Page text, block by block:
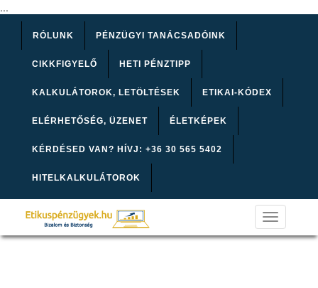
...
RÓLUNK PÉNZÜGYI TANÁCSADÓINK
CIKKFIGYELŐ HETI PÉNZTIPP
KALKULÁTOROK, LETÖLTÉSEK ETIKAI-KÓDEX
ELÉRHETŐSÉG, ÜZENET ÉLETKÉPEK
KÉRDÉSED VAN? HÍVJ: +36 30 565 5402
HITELKALKULÁTOROK
Toggle
navigation